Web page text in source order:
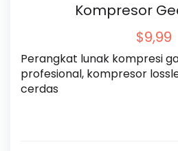
Kompresor
$9,99
Perangkat lunak kompresi
profesional, kompresor
cerdas